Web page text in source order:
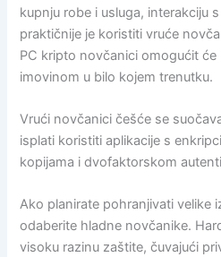
kupnju robe i usluga, interakciju
praktičnije je koristiti vruće
PC kripto novčanici omogućit
imovinom u bilo kojem trenutku.
Vrući novčanici češće se
isplati koristiti aplikacije s
kopijama i dvofaktorskom
Ako planirate pohranjivati ​​velike
odaberite hladne novčanike.
visoku razinu zaštite, čuvajući